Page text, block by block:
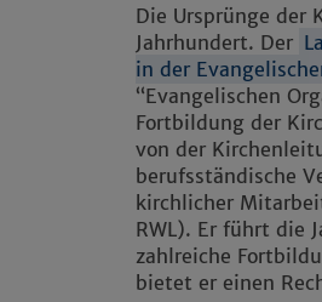
Die Ursprünge der
Jahrhundert. Der
in der
“Evangelischen
Fortbildung der
von der
berufsständische
kirchlicher
RWL). Er führt die
zahlreiche
bietet er einen